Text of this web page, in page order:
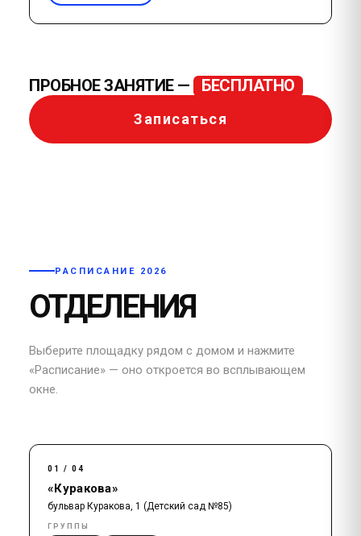
ПРОБНОЕ ЗАНЯТИЕ — БЕСПЛАТНО
Записаться
РАСПИСАНИЕ 2026
ОТДЕЛЕНИЯ
Выберите площадку рядом с домом и нажмите
«Расписание» — оно откроется во всплывающем
окне.
01 / 04
«Куракова»
бульвар Куракова, 1 (Детский сад №85)
ГРУППЫ